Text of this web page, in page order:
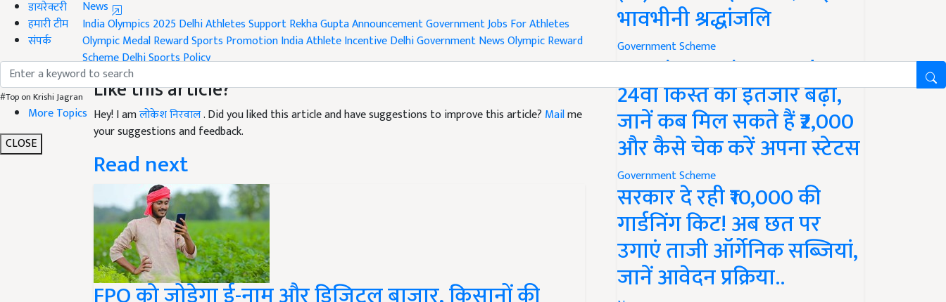
डायरेक्टरी
हमारी टीम
संपर्क
#Top on Krishi Jagran
More Topics
CLOSE
India Olympics 2025
Olympic Medal RewardSports Promotion IndiaAthlete IncentiveDelhi Government News Olympic Reward
Scheme Delhi Sports Policy
Like this article?
Hey! I amलोकेश निरवाल. Did you liked this article and have suggestions to improve this article?
your suggestions and feedback.
Read next
FPO को जोड़ेगा ई-नाम और डिजिटल बाजार, किसानों की
भावभीनी श्रद्धांजलि
Government Scheme
PM Kisan Yojana Update:
24वीं किस्त का इंतजार बढ़ा,
जानें कब मिल सकते हैं ₹2,000
और कैसे चेक करें अपना स्टेटस
Government Scheme
सरकार दे रही ₹10,000 की
गार्डनिंग किट! अब छत पर
उगाएं ताजी ऑर्गेनिक सब्जियां,
जानें आवेदन प्रक्रिया..